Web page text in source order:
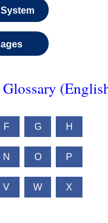
F G H
N O P
V W X